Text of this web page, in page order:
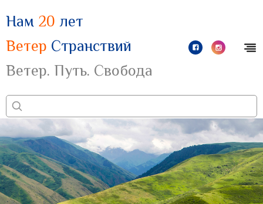
Нам 20 лет
Ветер Странствий
Ветер. Путь. Свобода